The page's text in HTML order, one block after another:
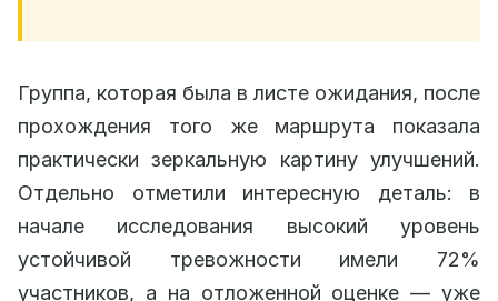
Группа, которая была в листе ожидания, после
прохождения того же маршрута показала
практически зеркальную картину улучшений.
Отдельно отметили интересную деталь: в
начале исследования высокий уровень
устойчивой тревожности имели 72%
участников, а на отложенной оценке — уже